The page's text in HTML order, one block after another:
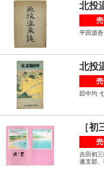
北投
平田源
北投
田中均
［
吉田初
連支部